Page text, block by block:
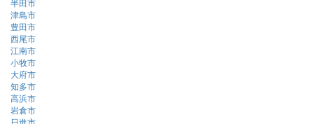
半田市
津島市
豊田市
西尾市
江南市
小牧市
大府市
知多市
高浜市
岩倉市
日進市